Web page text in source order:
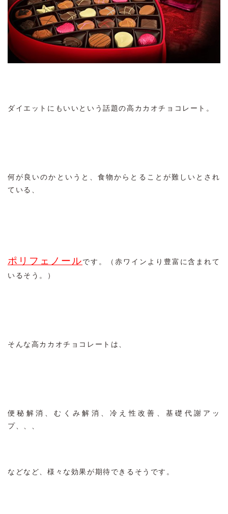
ダイエットにもいいという話題の高カカオチョコレート。
何が良いのかというと、食物からとることが難しいとされ
ている、
ポリフェノール です。（赤ワインより豊富に含まれて
いるそう。）
そんな高カカオチョコレートは、
便秘解消、むくみ解消、冷え性改善、基礎代謝アッ
プ、、、
などなど、様々な効果が期待できるそうです。